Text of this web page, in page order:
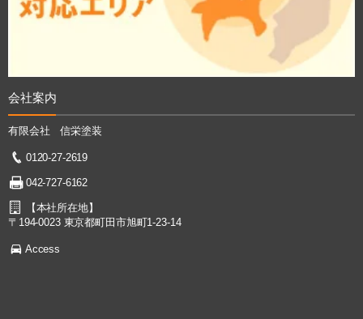
会社案内
有限会社 信栄塗装
0120-27-2619
042-727-6162
【本社所在地】
〒194-0023 東京都町田市旭町1-23-14
Access